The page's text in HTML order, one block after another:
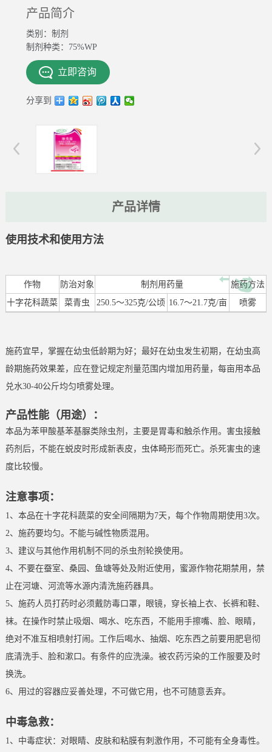
产品简介
类别：制剂
制剂种类：75%WP
立即咨询
分享到
产品详情
使用技术和使用方法
作物 防治对象 制剂用药量
施药方法
十字花科蔬菜
菜青虫 250.5～325克/公顷 16.7～21.7克/亩 喷雾
施药宜早，掌握在幼虫低龄期为好；最好在幼虫发生初期，在幼虫高
龄期施药效果差，应在登记规定剂量范围内增加用药量，每亩用本品
兑水30-40公斤均匀喷雾处理。
产品性能（用途）：
本品为苯甲酸基苯基脲类除虫剂，主要是胃毒和触杀作用。害虫接触
药剂后，不能在蜕皮时形成新表皮，虫体畸形而死亡。杀死害虫的速
度比较慢。
注意事项：
1、本品在十字花科蔬菜的安全间隔期为7天，每个作物周期使用3次。
2、施药要均匀。不能与碱性物质混用。
3、建议与其他作用机制不同的杀虫剂轮换使用。
4、不要在蚕室、桑园、鱼塘等处及附近使用，蜜源作物花期禁用，禁
止在河塘、河流等水源内清洗施药器具。
5、施药人员打药时必须戴防毒口罩，眼镜，穿长袖上衣、长裤和鞋、
袜。在操作时禁止吸烟、喝水、吃东西，不能用手擦嘴、脸、眼睛，
绝对不准互相喷射打闹。工作后喝水、抽烟、吃东西之前要用肥皂彻
底清洗手、脸和漱口。有条件的应洗澡。被农药污染的工作服要及时
换洗。
6、用过的容器应妥善处理，不可做它用，也不可随意丢弃。
中毒急救：
1、中毒症状：对眼睛、皮肤和粘膜有刺激作用，不可能有全身毒性。